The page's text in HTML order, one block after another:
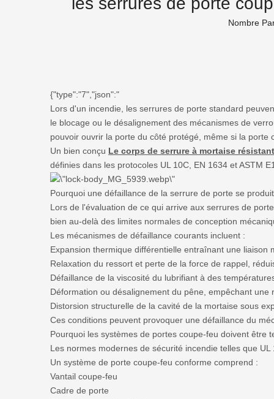
Nombre
{"type":"7","json":"
Lors d'un incendie, les serrures de porte standard
le blocage ou le désalignement des mécanismes de
pouvoir ouvrir la porte du côté protégé, même si la
Un bien conçu Le corps de serrure à mortaise
définies dans les protocoles UL 10C, EN 1634 et ASTM
Pourquoi une défaillance de la serrure de porte se
Lors de l'évaluation de ce qui arrive aux serrures de
bien au-delà des limites normales de conception
Les mécanismes de défaillance courants incluent :
Expansion thermique différentielle entraînant une liaison
Relaxation du ressort et perte de la force de rappel,
Défaillance de la viscosité du lubrifiant à des
Déformation ou désalignement du pêne, empêchant une
Distorsion structurelle de la cavité de la mortaise sous
Ces conditions peuvent provoquer une défaillance du
Pourquoi les systèmes de portes coupe-feu doivent être
Les normes modernes de sécurité incendie telles que
Un système de porte coupe-feu conforme comprend :
Vantail coupe-feu
Cadre de porte